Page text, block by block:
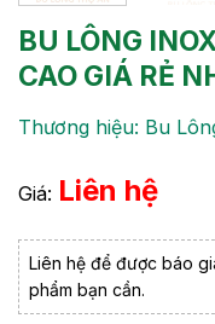
BU LÔNG
CAO GIÁ RẺ
Thương hiệu: Bu
Giá: Liên hệ
Liên hệ để được báo
phẩm bạn cần.